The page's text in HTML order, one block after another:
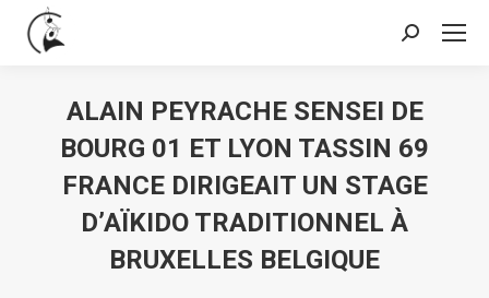
Search:
ALAIN PEYRACHE SENSEI DE
BOURG 01 ET LYON TASSIN 69
FRANCE DIRIGEAIT UN STAGE
D’AÏKIDO TRADITIONNEL À
BRUXELLES BELGIQUE